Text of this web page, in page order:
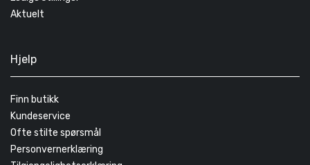
Aktuelt
Hjelp
Finn butikk
Kundeservice
Ofte stilte spørsmål
Personvernerklæring